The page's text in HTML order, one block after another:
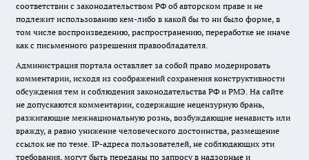
соответствии с законодательством РФ об авторском праве и не
подлежит использованию кем-либо в какой бы то ни было форме, в
том числе воспроизведению, распространению, переработке не иначе
как с письменного разрешения правообладателя.
Администрация портала оставляет за собой право модерировать
комментарии, исходя из соображений сохранения конструктивности
обсуждения тем и соблюдения законодательства РФ и РМЭ. На сайте
не допускаются комментарии, содержащие нецензурную брань,
разжигающие межнациональную рознь, возбуждающие ненависть или
вражду, а равно унижение человеческого достоинства, размещение
ссылок не по теме. IP-адреса пользователей, не соблюдающих эти
требования, могут быть переданы по запросу в надзорные и